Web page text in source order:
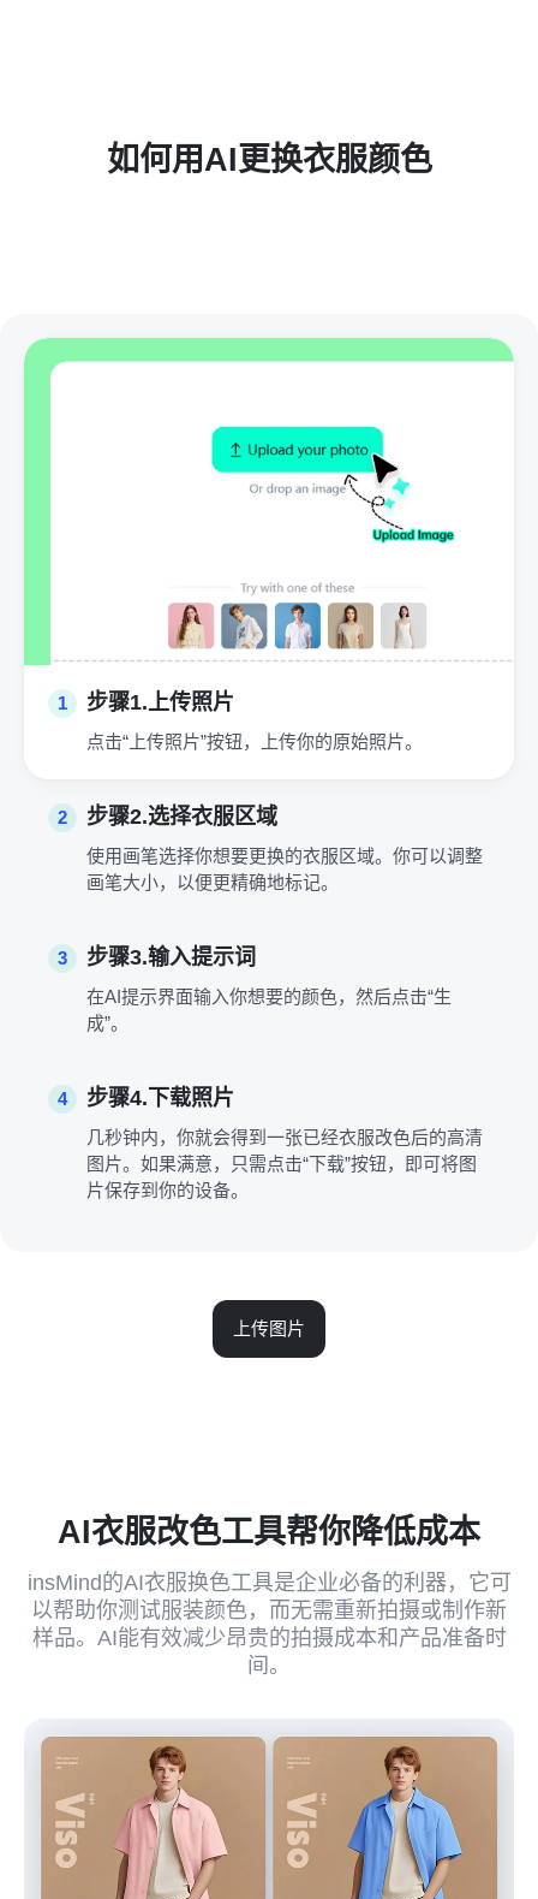
如何用AI更换衣服颜色
1 步骤1.上传照片
点击“上传照片”按钮，上传你的原始照片。
2 步骤2.选择衣服区域
使用画笔选择你想要更换的衣服区域。你可以调整
画笔大小，以便更精确地标记。
3 步骤3.输入提示词
在AI提示界面输入你想要的颜色，然后点击“生
成”。
4 步骤4.下载照片
几秒钟内，你就会得到一张已经衣服改色后的高清
图片。如果满意，只需点击“下载”按钮，即可将图
片保存到你的设备。
上传图片
AI衣服改色工具帮你降低成本
insMind的AI衣服换色工具是企业必备的利器，它可
以帮助你测试服装颜色，而无需重新拍摄或制作新
样品。AI能有效减少昂贵的拍摄成本和产品准备时
间。